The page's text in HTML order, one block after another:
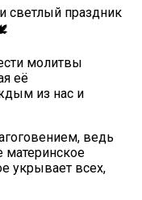
светлый праздник
молитвы
её
из нас и
ведь
материнское
укрывает всех,